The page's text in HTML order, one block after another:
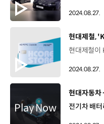
2024.08.27.
[동영상]
2024.08.27.
[동영상]